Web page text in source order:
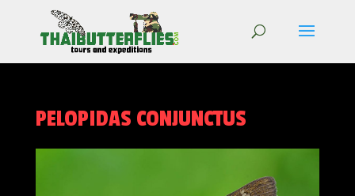
PELOPIDAS CONJUNCTUS